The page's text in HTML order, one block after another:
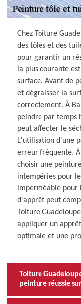
Chez Toiture
des tôles et des
pour garantir un
la plus courante
surface. Avant de
et dégraisser la
correctement. À
peindre par temps
peut affecter le
L'utilisation d'une
erreur fréquente. À
choisir une
intempéries pour
imperméable pour
d'apprêt peut
Toiture
appliquer un
optimale et une
Toiture
peinture réussie